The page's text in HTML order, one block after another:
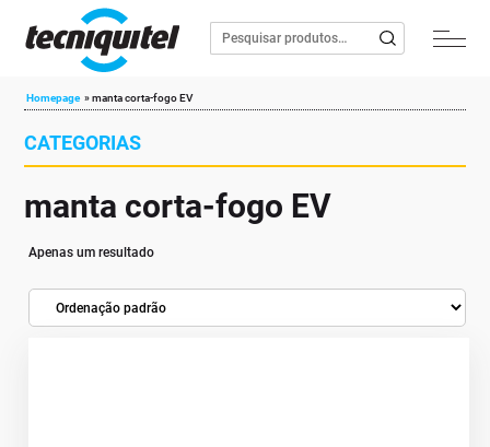
Homepage »manta corta-fogo EV
CATEGORIAS
manta corta-fogo EV
Apenas um resultado